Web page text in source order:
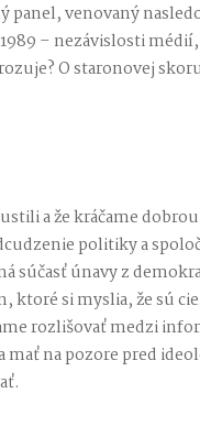
panel, venovaný
– nezávislosti
O staronovej
a že kráčame
politiky a
súčasť únavy z
ktoré si myslia, že sú
rozlišovať medzi
na pozore pred